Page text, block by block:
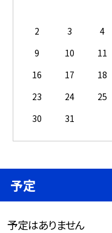
2
3 4
9
10 11
16
17 18
23
24 25
30
31
予定
予定はありません